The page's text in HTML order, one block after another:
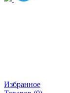
Избранное